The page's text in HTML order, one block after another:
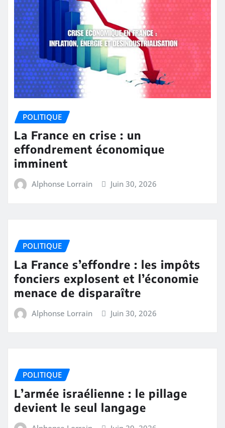
POLITIQUE
La France en crise : un
effondrement économique
imminent
Alphonse Lorrain Juin 30, 2026
POLITIQUE
La France s’effondre : les impôts
fonciers explosent et l’économie
menace de disparaître
Alphonse Lorrain Juin 30, 2026
POLITIQUE
L’armée israélienne : le pillage
devient le seul langage